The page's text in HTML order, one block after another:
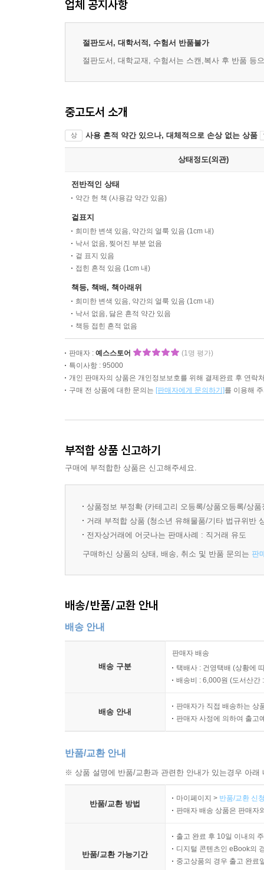
업체 공지사항
절판도서, 대학서적, 수험서 반품불가
절판도서, 대학교재, 수험서는 스캔,복사 후 반품 등
중고도서 소개
상 사용 흔적 약간 있으나, 대체적으로 손상 없는 상품
상태정도(외관)
전반적인 상태
약간 헌 책 (사용감 약간 있음)
겉표지
희미한 변색 있음, 약간의 얼룩 있음 (1cm 내)
낙서 없음, 찢어진 부분 없음
겉 표지 있음
접힌 흔적 있음 (1cm 내)
책등, 책배, 책아래위
희미한 변색 있음, 약간의 얼룩 있음 (1cm 내)
낙서 없음, 닳은 흔적 약간 있음
책등 접힌 흔적 없음
판매자 : 예스스토어
(1명 평가)
특이사항 : 95000
개인 판매자의 상품은 개인정보보호를 위해 결제완료 후 연락
구매 전 상품에 대한 문의는 [판매자에게 문의하기]를 이용해
부적합 상품 신고하기
구매에 부적합한 상품은 신고해주세요.
상품정보 부정확 (카테고리 오등록/상품오등록/상
거래 부적합 상품 (청소년 유해물품/기타 법규위반
전자상거래에 어긋나는 판매사례 : 직거래 유도
구매하신 상품의 상태, 배송, 취소 및 반품 문의는 판
배송/반품/교환 안내
배송 안내
배송 구분
판매자 배송
택배사 : 건영택배 (상황에
배송비 : 6,000원 (도서산간
배송 안내
판매자가 직접 배송하는 상
판매자 사정에 의하여 출고
반품/교환 안내
※ 상품 설명에 반품/교환과 관련한 안내가 있는경우 아
반품/교환 방법
마이페이지 > 반품/교환 신
판매자 배송 상품은 판매자
반품/교환 가능기간
출고 완료 후 10일 이내의
디지털 콘텐츠인 eBook의
중고상품의 경우 출고 완료